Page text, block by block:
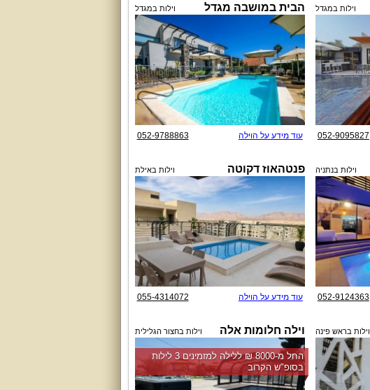
וילות במגדל
052-9095827
הבית במושבה מגדל וילות במגדל
עוד מידע על הוילה 052-9788863
וילות בנתניה
052-9124363
פנטהאוז דקוטה וילות באילת
עוד מידע על הוילה 055-4314072
וילות בראש פינה וילה חלומות אלה וילות בחצור הגלילית
החל מ-‏8000 ₪ ללילה למזמינים 3 לילות
בסופ"ש הקרוב